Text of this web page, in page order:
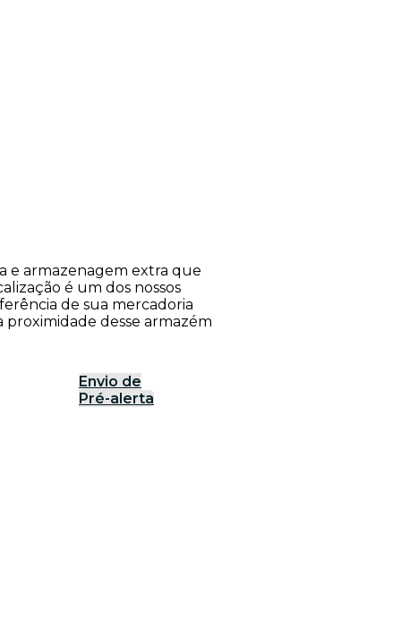
e armazenagem extra que
é um dos nossos
de sua mercadoria
proximidade desse armazém
Envio de
Pré-alerta